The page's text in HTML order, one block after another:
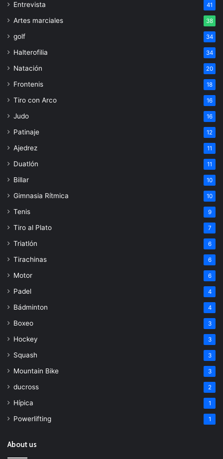
Entrevista 41
Artes marciales 38
golf 34
Halterofilia 34
Natación 20
Frontenis 18
Tiro con Arco 16
Judo 16
Patinaje 12
Ajedrez 11
Duatlón 11
Billar 10
Gimnasia Rítmica 10
Tenis 9
Tiro al Plato 7
Triatlón 6
Tirachinas 6
Motor 6
Padel 4
Bádminton 4
Boxeo 3
Hockey 3
Squash 3
Mountain Bike 3
ducross 2
Hípica 1
Powerlifting 1
About us